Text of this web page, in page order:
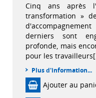
Cinq ans après
transformation »
derniers sont
profonde, mais
pour les
Plus d'information...
Ajouter au